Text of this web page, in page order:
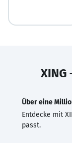
XING
Über eine
Entdecke mit
passt.